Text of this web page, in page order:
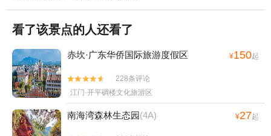
看了该景点的人还看了
赤坎·广东华侨国际旅游度假区 ¥150起


228条评论
江门·开平碉楼文化旅游区
南海湾森林生态园(4A) ¥27起